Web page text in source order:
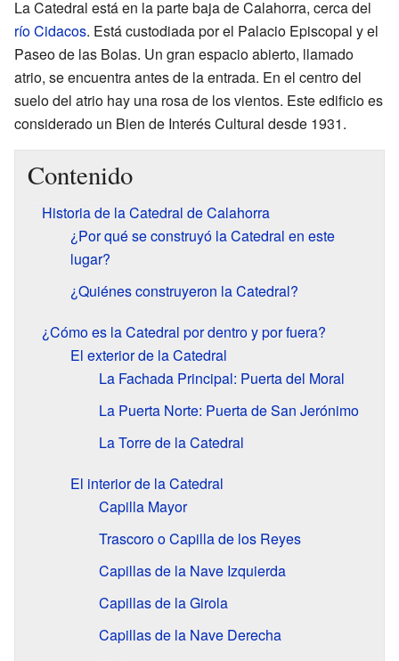
La Catedral está en la parte baja de Calahorra, cerca del
río Cidacos. Está custodiada por el Palacio Episcopal y el
Paseo de las Bolas. Un gran espacio abierto, llamado
atrio, se encuentra antes de la entrada. En el centro del
suelo del atrio hay una rosa de los vientos. Este edificio es
considerado un Bien de Interés Cultural desde 1931.
Contenido
Historia de la Catedral de Calahorra
¿Por qué se construyó la Catedral en este
lugar?
¿Quiénes construyeron la Catedral?
¿Cómo es la Catedral por dentro y por fuera?
El exterior de la Catedral
La Fachada Principal: Puerta del Moral
La Puerta Norte: Puerta de San Jerónimo
La Torre de la Catedral
El interior de la Catedral
Capilla Mayor
Trascoro o Capilla de los Reyes
Capillas de la Nave Izquierda
Capillas de la Girola
Capillas de la Nave Derecha